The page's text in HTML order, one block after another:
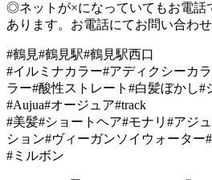
◎ネットが×になっていてもお電話
あります。お電話にてお問い合わせ
#鶴見#鶴見駅#鶴見駅西口
#イルミナカラー#アディクシーカ
ラー#酸性ストレート#白髪ぼかし#
#Aujua#オージュア#track
#美髪#ショートヘア#モナリ#アジ
ション#ヴィーガンソイウォーター
#ミルボン